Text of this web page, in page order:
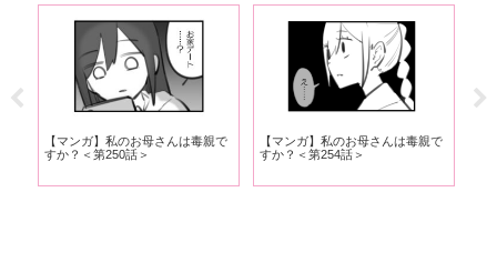
【マンガ】私のお母さんは毒親で
すか？＜第250話＞
【マンガ】私のお母さんは毒親で
すか？＜第254話＞